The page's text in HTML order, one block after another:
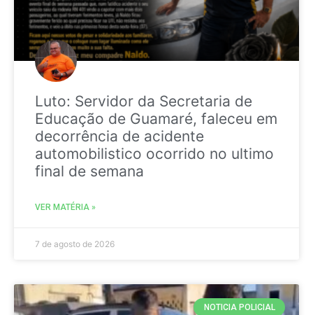
Luto: Servidor da Secretaria de
Educação de Guamaré, faleceu em
decorrência de acidente
automobilistico ocorrido no ultimo
final de semana
VER MATÉRIA »
7 de agosto de 2026
NOTICIA POLICIAL